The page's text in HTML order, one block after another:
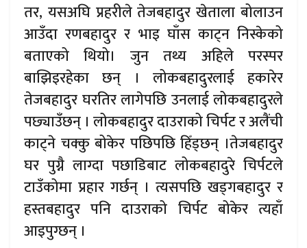
तर, यसअघि प्रहरीले तेजबहादुर खेताला बोलाउन
आउँदा रणबहादुर र भाइ घाँस काट्न निस्केको
बताएको थियो। जुन तथ्य अहिले परस्पर
बाझिइरहेका छन् । लोकबहादुरलाई हकारेर
तेजबहादुर घरतिर लागेपछि उनलाई लोकबहादुरले
पछ्याउँछन् । लोकबहादुर दाउराको चिर्पट र अलैंची
काट्ने चक्कु बोकेर पछिपछि हिँड्छन् ।तेजबहादुर
घर पुग्नै लाग्दा पछाडिबाट लोकबहादुरे चिर्पटले
टाउँकोमा प्रहार गर्छन् । त्यसपछि खड्गबहादुर र
हस्तबहादुर पनि दाउराको चिर्पट बोकेर त्यहाँ
आइपुग्छन् ।